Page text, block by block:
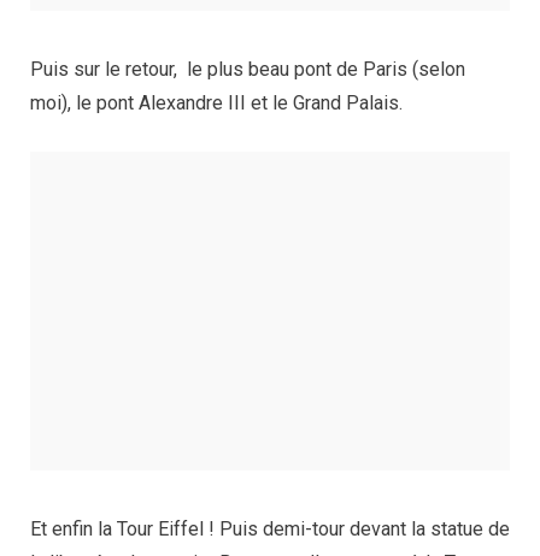
Puis sur le retour, le plus beau pont de Paris (selon
moi), le pont Alexandre III et le Grand Palais.
Et enfin la Tour Eiffel ! Puis demi-tour devant la statue de